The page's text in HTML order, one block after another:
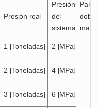
Presión real
Presión
del
sistema
doble
1 [Toneladas] 2 [MPa]
2 [Toneladas] 4 [MPa]
3 [Toneladas] 6 [MPa]